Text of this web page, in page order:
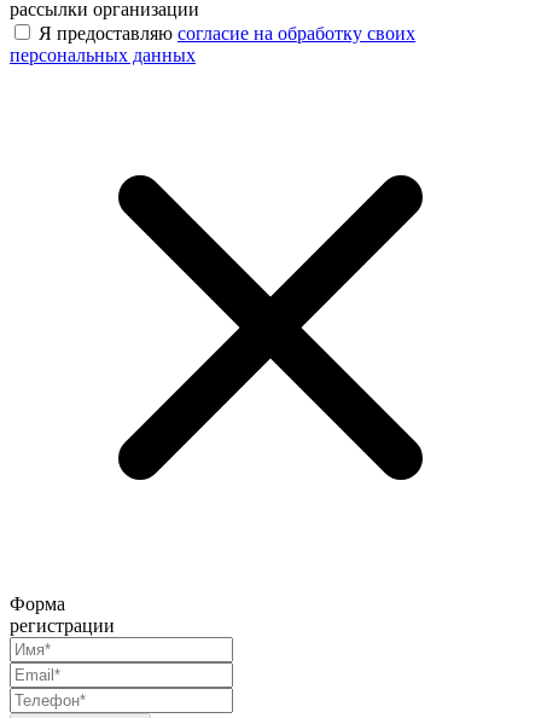
рассылки организации
Я предоставляю согласие на обработку своих
персональных данных
Форма
регистрации